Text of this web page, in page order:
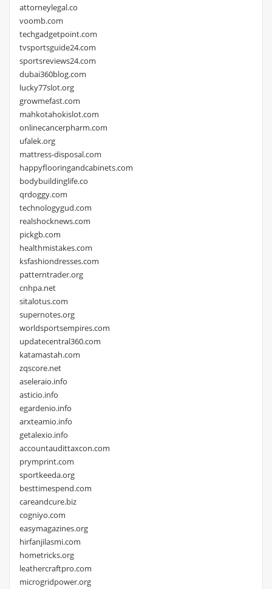
attorneylegal.co
voomb.com
techgadgetpoint.com
tvsportsguide24.com
sportsreviews24.com
dubai360blog.com
lucky77slot.org
growmefast.com
mahkotahokislot.com
onlinecancerpharm.com
ufalek.org
mattress-disposal.com
happyflooringandcabinets.com
bodybuildinglife.co
qrdoggy.com
technologygud.com
realshocknews.com
pickgb.com
healthmistakes.com
ksfashiondresses.com
patterntrader.org
cnhpa.net
sitalotus.com
supernotes.org
worldsportsempires.com
updatecentral360.com
katamastah.com
zqscore.net
aseleraio.info
asticio.info
egardenio.info
arxteamio.info
getalexio.info
accountaudittaxcon.com
prymprint.com
sportkeeda.org
besttimespend.com
careandcure.biz
cogniyo.com
easymagazines.org
hirfanjilasmi.com
hometricks.org
leathercraftpro.com
microgridpower.org